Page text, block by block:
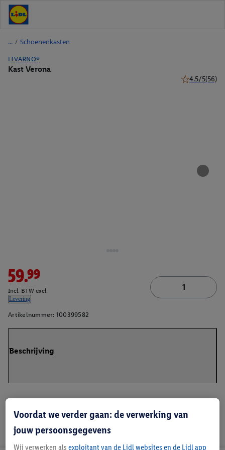
/ Schoenenkasten
LIVARNO®
Kast Verona
4.5/5(56)
59.99
Incl. BTW excl.
Levering
Artikelnummer: 100399582
Beschrijving
Voordat we verder gaan: de verwerking van
jouw persoonsgegevens
Wij verwerken als exploitant van de Lidl websites en de Lidl app